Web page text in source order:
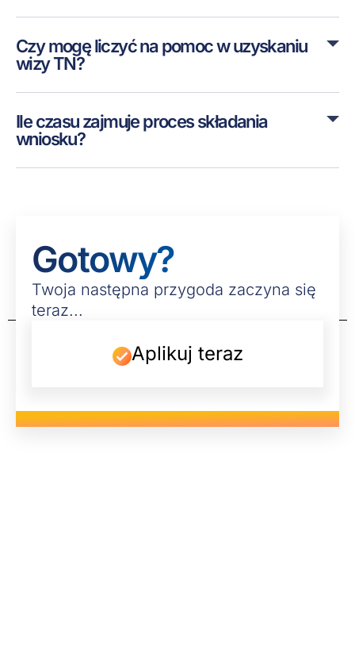
Czy mogę liczyć na pomoc w uzyskaniu
wizy TN?
Ile czasu zajmuje proces składania
wniosku?
Gotowy?
Twoja następna przygoda zaczyna się
teraz...
Aplikuj teraz